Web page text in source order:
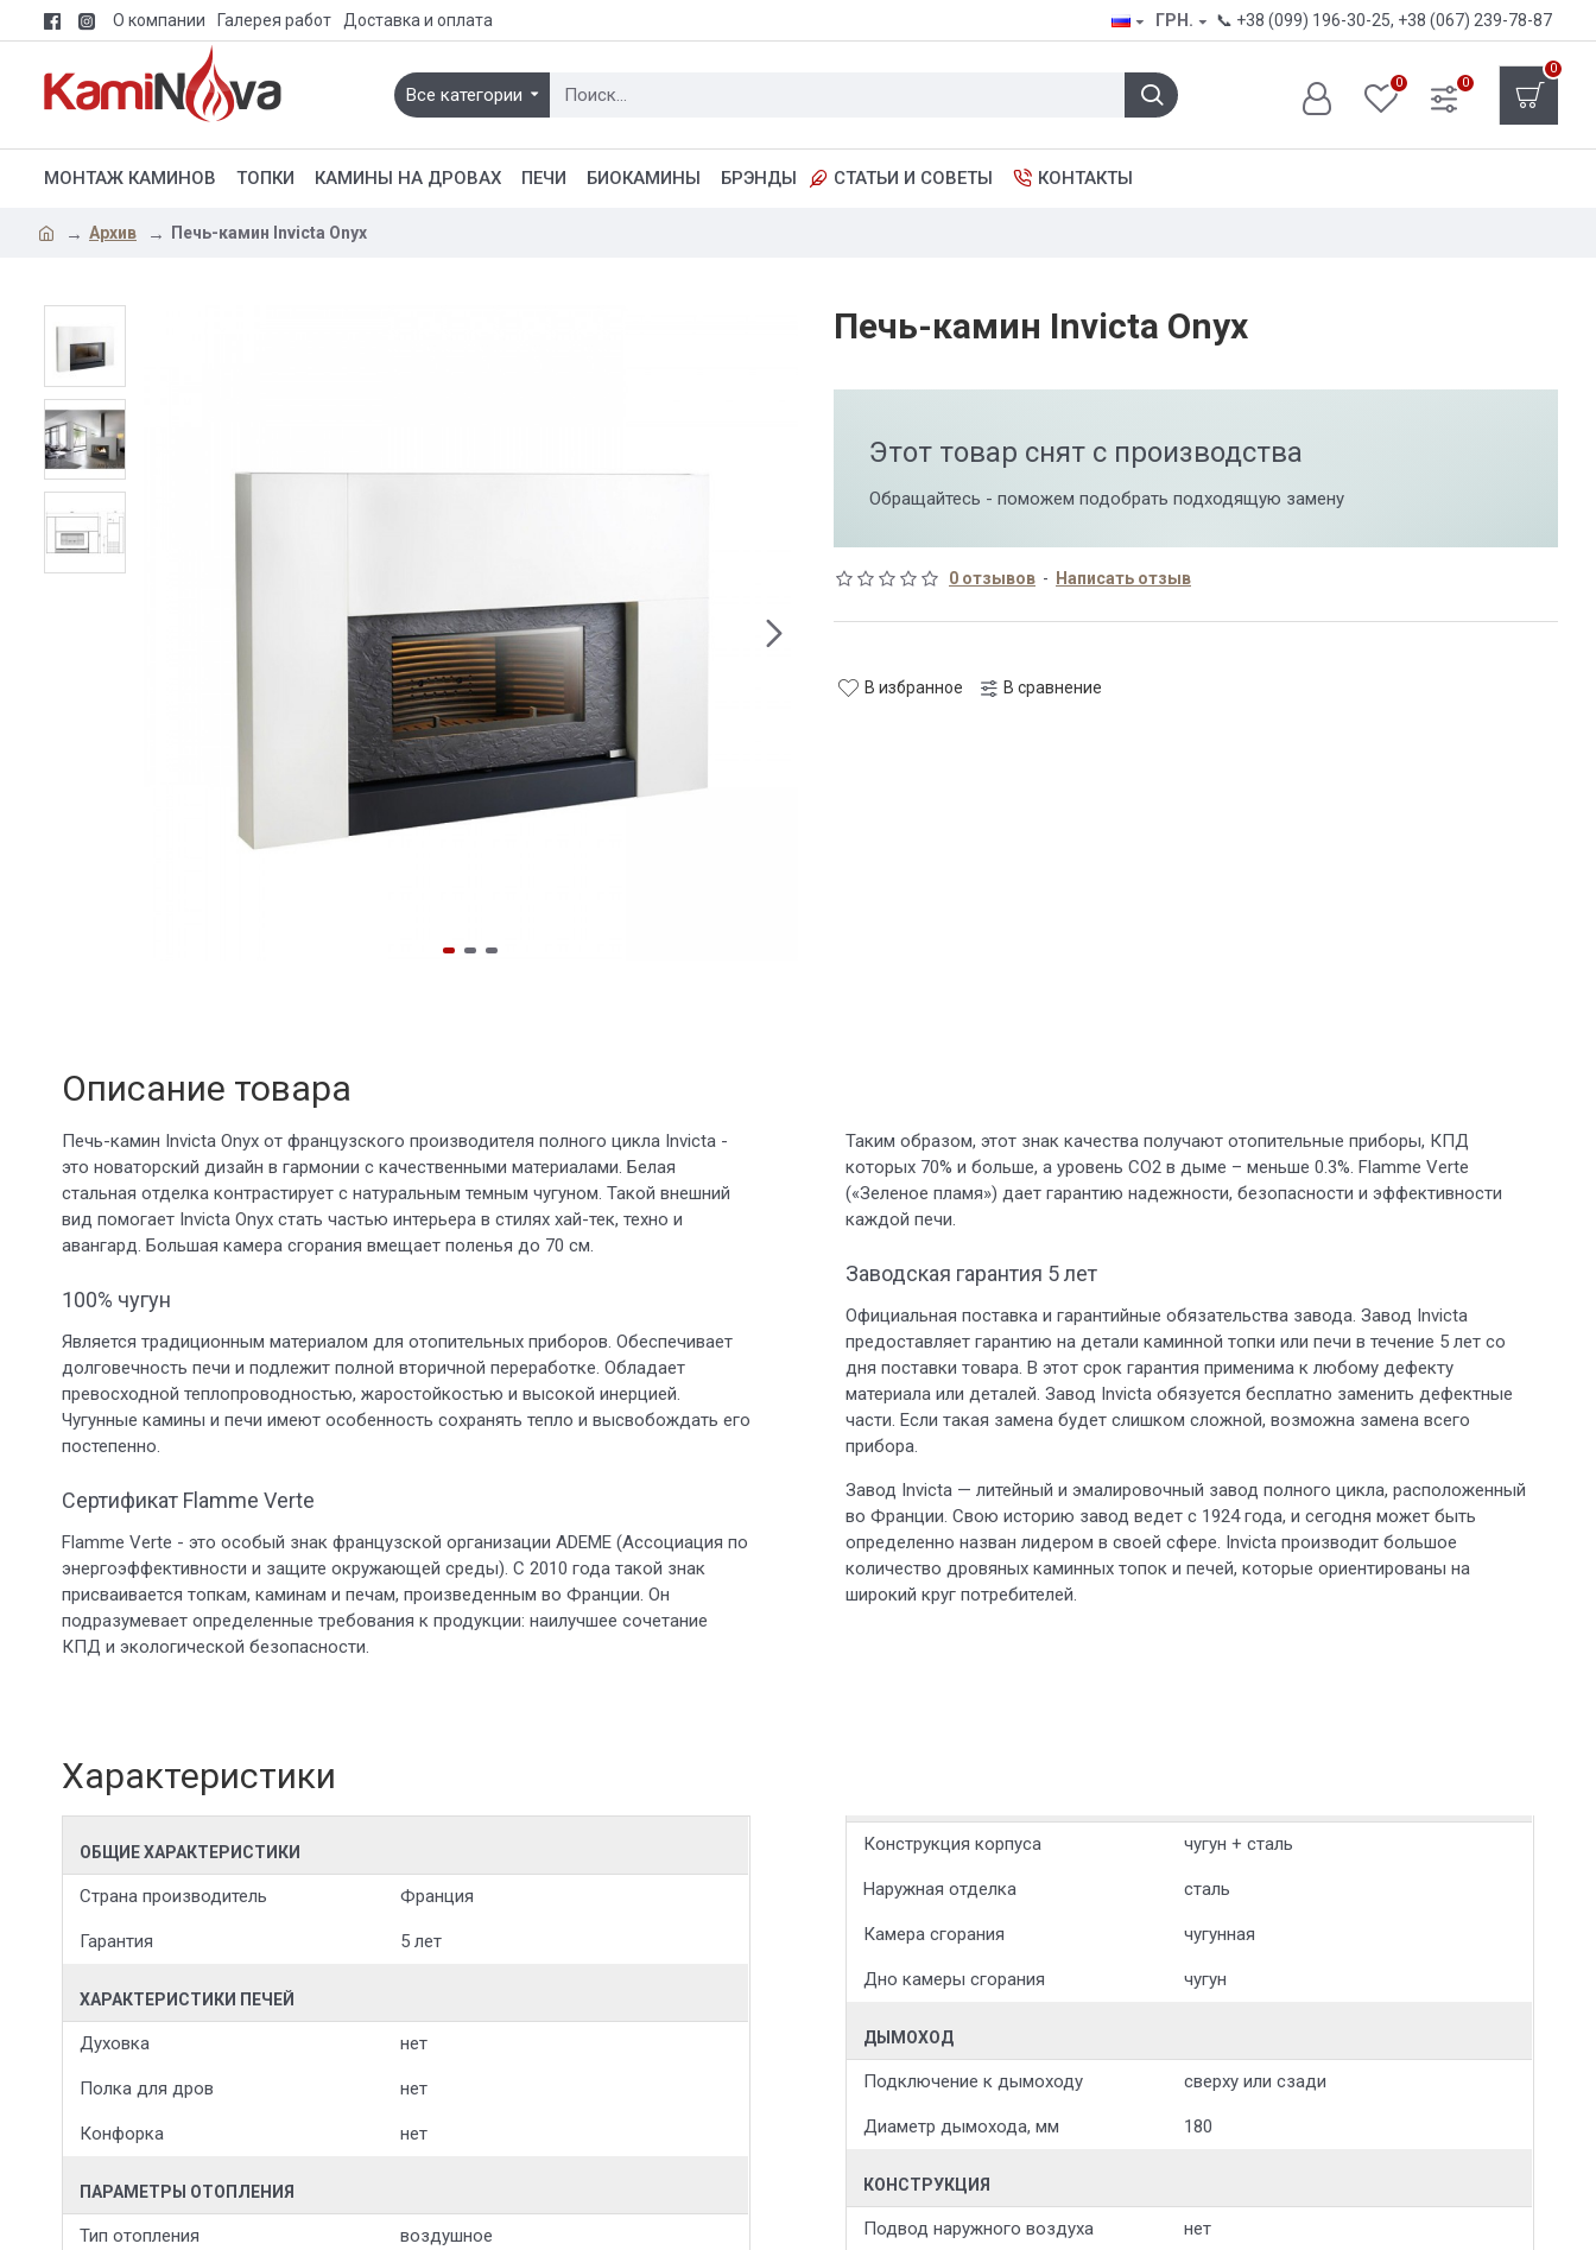
О компании Галерея работ Доставка и оплата ГРН. 📞 +38 (099) 196-30-25, +38 (067) 239-78-87
Все категории
0 0
0
МОНТАЖ КАМИНОВ ТОПКИ КАМИНЫ НА ДРОВАХ ПЕЧИ БИОКАМИНЫ БРЭНДЫ СТАТЬИ И СОВЕТЫ КОНТАКТЫ
Архив Печь-камин Invicta Onyx
Печь-камин Invicta Onyx
Этот товар снят с производства
Обращайтесь - поможем подобрать подходящую замену
0 отзывов - Написать отзыв
В избранное В сравнение
Описание товара
Печь-камин Invicta Onyx от французского производителя полного цикла Invicta -
это новаторский дизайн в гармонии с качественными материалами. Белая
стальная отделка контрастирует с натуральным темным чугуном. Такой внешний
вид помогает Invicta Onyx стать частью интерьера в стилях хай-тек, техно и
авангард. Большая камера сгорания вмещает поленья до 70 см.
100% чугун
Является традиционным материалом для отопительных приборов. Обеспечивает
долговечность печи и подлежит полной вторичной переработке. Обладает
превосходной теплопроводностью, жаростойкостью и высокой инерцией.
Чугунные камины и печи имеют особенность сохранять тепло и высвобождать его
постепенно.
Сертификат Flamme Verte
Flamme Verte - это особый знак французской организации ADEME (Ассоциация по
энергоэффективности и защите окружающей среды). С 2010 года такой знак
присваивается топкам, каминам и печам, произведенным во Франции. Он
подразумевает определенные требования к продукции: наилучшее сочетание
КПД и экологической безопасности.
Таким образом, этот знак качества получают отопительные приборы, КПД
которых 70% и больше, а уровень СО2 в дыме – меньше 0.3%. Flamme Verte
(«Зеленое пламя») дает гарантию надежности, безопасности и эффективности
каждой печи.
Заводская гарантия 5 лет
Официальная поставка и гарантийные обязательства завода. Завод Invicta
предоставляет гарантию на детали каминной топки или печи в течение 5 лет со
дня поставки товара. В этот срок гарантия применима к любому дефекту
материала или деталей. Завод Invicta обязуется бесплатно заменить дефектные
части. Если такая замена будет слишком сложной, возможна замена всего
прибора.
Завод Invicta — литейный и эмалировочный завод полного цикла, расположенный
во Франции. Свою историю завод ведет с 1924 года, и сегодня может быть
определенно назван лидером в своей сфере. Invicta производит большое
количество дровяных каминных топок и печей, которые ориентированы на
широкий круг потребителей.
Характеристики
ОБЩИЕ ХАРАКТЕРИСТИКИ
Страна производитель Франция
Гарантия 5 лет
ХАРАКТЕРИСТИКИ ПЕЧЕЙ
Духовка нет
Полка для дров нет
Конфорка нет
ПАРАМЕТРЫ ОТОПЛЕНИЯ
Тип отопления воздушное
Конструкция корпуса чугун + сталь
Наружная отделка сталь
Камера сгорания чугунная
Дно камеры сгорания чугун
ДЫМОХОД
Подключение к дымоходу сверху или сзади
Диаметр дымохода, мм 180
КОНСТРУКЦИЯ
Подвод наружного воздуха нет